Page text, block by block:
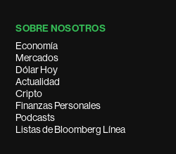
SOBRE NOSOTROS
Economía
Mercados
Dólar Hoy
Actualidad
Cripto
Finanzas Personales
Podcasts
Listas de Bloomberg Línea